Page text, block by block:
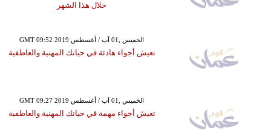
خلال هذا الشهر
GMT 09:52 2019 الخميس ,01 آب / أغسطس
تعيش أجواء هادئة في حياتك المهنية والعاطفية
GMT 09:27 2019 الخميس ,01 آب / أغسطس
تعيش أجواء مهمة في حياتك المهنية والعاطفية